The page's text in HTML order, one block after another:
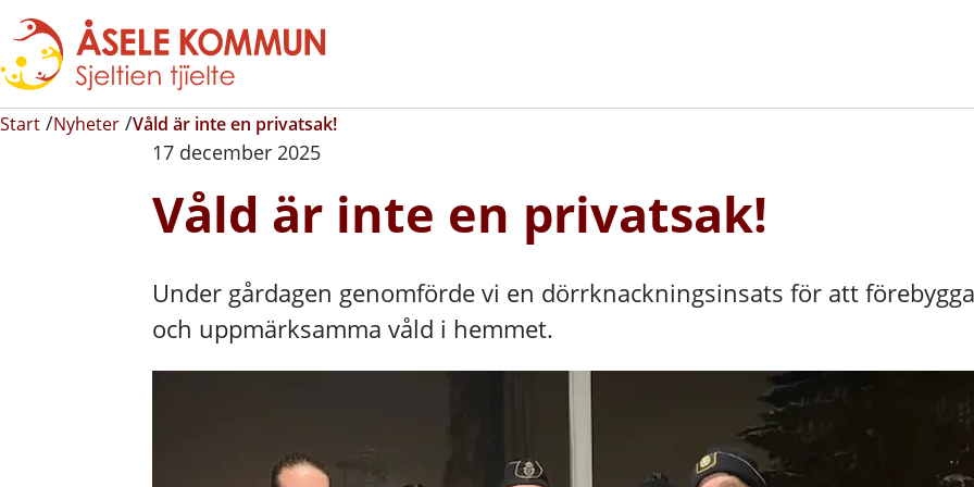
Start Nyheter Våld är inte en privatsak!
17 december 2025
Våld är inte en privatsak!
Under gårdagen genomförde vi en dörrknackningsinsats för att förebygga
och uppmärksamma våld i hemmet.